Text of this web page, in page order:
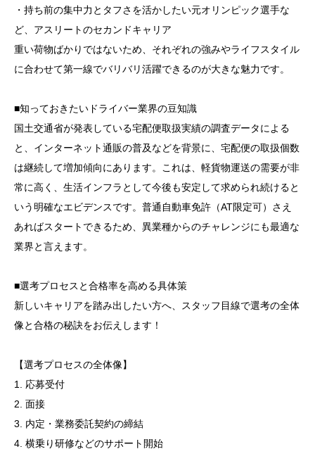
・持ち前の集中力とタフさを活かしたい元オリンピック選手な
ど、アスリートのセカンドキャリア
重い荷物ばかりではないため、それぞれの強みやライフスタイル
に合わせて第一線でバリバリ活躍できるのが大きな魅力です。
■知っておきたいドライバー業界の豆知識
国土交通省が発表している宅配便取扱実績の調査データによる
と、インターネット通販の普及などを背景に、宅配便の取扱個数
は継続して増加傾向にあります。これは、軽貨物運送の需要が非
常に高く、生活インフラとして今後も安定して求められ続けると
いう明確なエビデンスです。普通自動車免許（AT限定可）さえ
あればスタートできるため、異業種からのチャレンジにも最適な
業界と言えます。
■選考プロセスと合格率を高める具体策
新しいキャリアを踏み出したい方へ、スタッフ目線で選考の全体
像と合格の秘訣をお伝えします！
【選考プロセスの全体像】
1. 応募受付
2. 面接
3. 内定・業務委託契約の締結
4. 横乗り研修などのサポート開始